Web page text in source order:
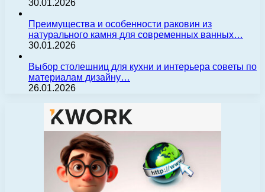
30.01.2026
Преимущества и особенности раковин из
натурального камня для современных ванных…
30.01.2026
Выбор столешниц для кухни и интерьера советы по
материалам дизайну…
26.01.2026